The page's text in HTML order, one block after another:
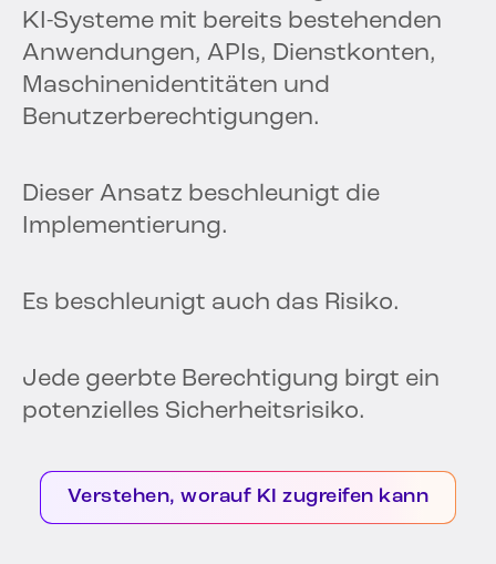
KI-Systeme mit bereits bestehenden
Anwendungen, APIs, Dienstkonten,
Maschinenidentitäten und
Benutzerberechtigungen.
Dieser Ansatz beschleunigt die
Implementierung.
Es beschleunigt auch das Risiko.
Jede geerbte Berechtigung birgt ein
potenzielles Sicherheitsrisiko.
Verstehen, worauf KI zugreifen kann